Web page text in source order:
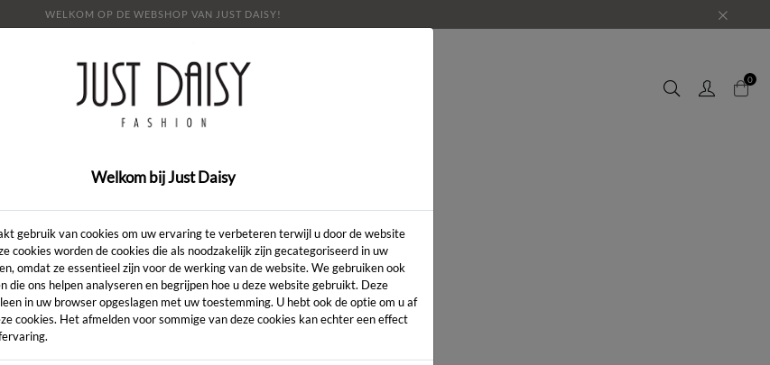
WELKOM OP DE WEBSHOP VAN JUST DAISY!
SALE OVER ONS LOOKBOOK
CONTACT
0
LENGTE: *
KLEUR:
Welkom bij Just Daisy
gebruik van cookies om uw ervaring te verbeteren terwijl u door de website
cookies worden de cookies die als noodzakelijk zijn gecategoriseerd in uw
omdat ze essentieel zijn voor de werking van de website. We gebruiken ook
die ons helpen analyseren en begrijpen hoe u deze website gebruikt. Deze
in uw browser opgeslagen met uw toestemming. U hebt ook de optie om u af
cookies. Het afmelden voor sommige van deze cookies kan echter een effect